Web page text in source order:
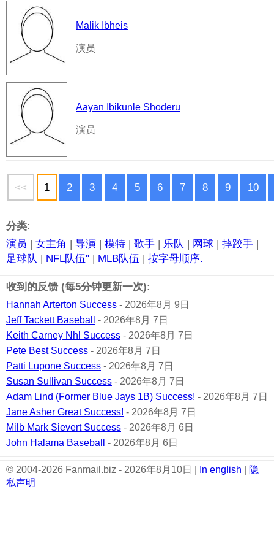
Malik Ibheis
演员
Aayan Ibikunle Shoderu
演员
<< 1 2 3 4 5 6 7 8 9 10
分类:
演员 | 女主角 | 导演 | 模特 | 歌手 | 乐队 | 网球 | 摔跤手 |
足球队 | NFL队伍" | MLB队伍 | 按字母顺序.
收到的反馈 (每5分钟更新一次):
Hannah Arterton Success - 2026年8月 9日
Jeff Tackett Baseball
- 2026年8月 7日
Keith Carney Nhl Success - 2026年8月 7日
Pete Best Success - 2026年8月 7日
Patti Lupone Success - 2026年8月 7日
Susan Sullivan Success - 2026年8月 7日
Adam Lind (Former Blue Jays 1B) Success! - 2026年8月 7日
Jane Asher Great Success! - 2026年8月 7日
Milb Mark Sievert Success - 2026年8月 6日
John Halama Baseball
- 2026年8月 6日
© 2004-2026 Fanmail.biz - 2026年8月10日 | In english
隐
私声明